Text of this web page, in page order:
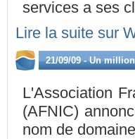
services a ses
Lire la suite sur
21/09/09 - Un
L'Association
(AFNIC)
nom de